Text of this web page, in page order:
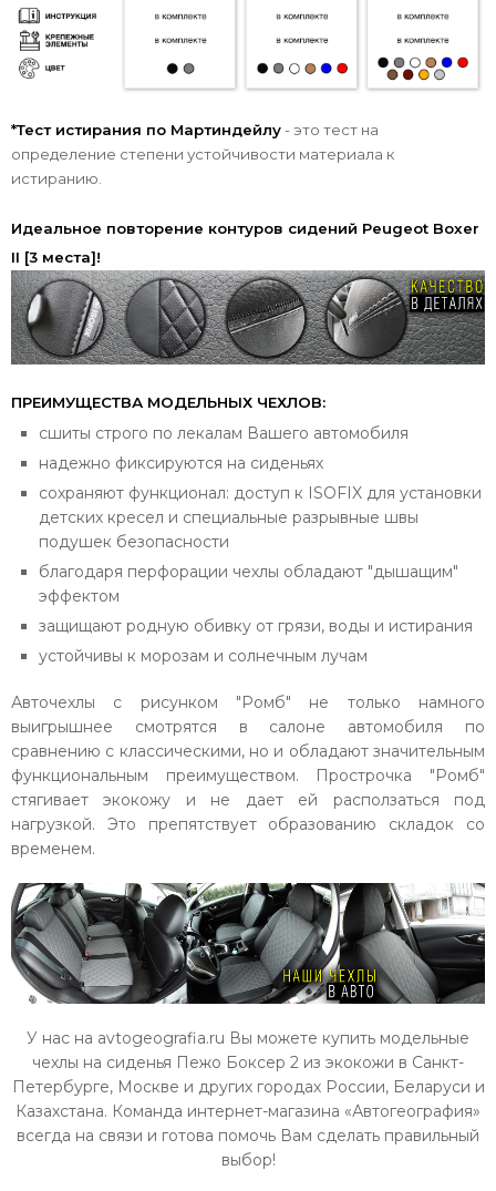
*Тест истирания по Мартиндейлу- это тест на
определение степени устойчивости материала к
истиранию.
Идеальное повторение контуров сидений Peugeot Boxer
II [3 места]!
ПРЕИМУЩЕСТВА МОДЕЛЬНЫХ ЧЕХЛОВ:
сшиты строго по лекалам Вашего автомобиля
надежно фиксируются на сиденьях
сохраняют функционал: доступ к ISOFIX для установки
детских кресел и специальные разрывные швы
подушек безопасности
благодаря перфорации чехлы обладают "дышащим"
эффектом
защищают родную обивку от грязи, воды и истирания
устойчивы к морозам и солнечным лучам
Авточехлы с рисунком "Ромб" не только намного
выигрышнее смотрятся в салоне автомобиля по
сравнению с классическими, но и обладают значительным
функциональным преимуществом. Прострочка "Ромб"
стягивает экокожу и не дает ей расползаться под
нагрузкой. Это препятствует образованию складок со
временем.
У нас на avtogeografia.ru Вы можете купить модельные
чехлы на сиденья Пежо Боксер 2 из экокожи в Санкт-
Петербурге, Москве и других городах России, Беларуси и
Казахстана. Команда интернет-магазина «Автогеография»
всегда на связи и готова помочь Вам сделать правильный
выбор!